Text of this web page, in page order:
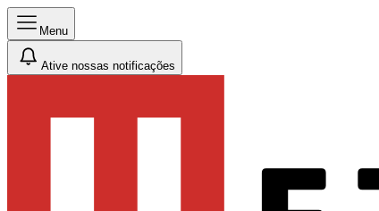
Menu
Ative nossas notificações